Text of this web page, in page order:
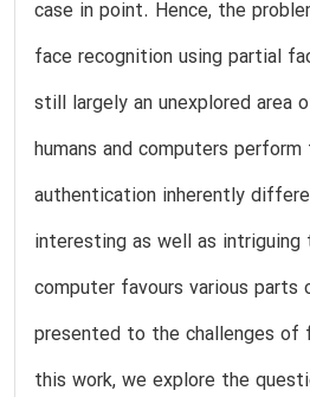
case in point. Hence, the
face recognition using partial
still largely an unexplored area
humans and computers
authentication inherently
interesting as well as intriguing
computer favours various
presented to the challenges of
this work, we explore the